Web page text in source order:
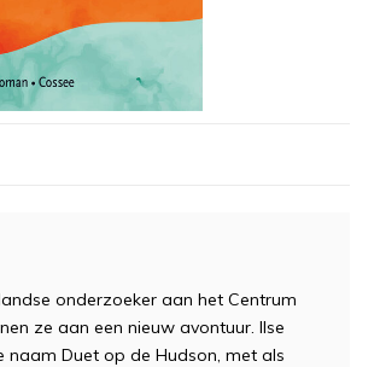
onderzoeker aan het Centrum
ze aan een nieuw avontuur. Ilse
Duet op de Hudson, met als